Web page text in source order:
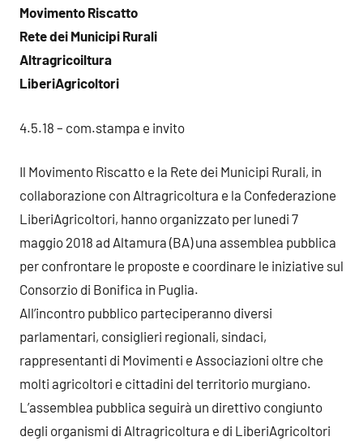
Movimento Riscatto
Rete dei Municipi Rurali
Altragricoiltura
LiberiAgricoltori
4.5.18 – com.stampa e invito
Il Movimento Riscatto e la Rete dei Municipi Rurali, in
collaborazione con Altragricoltura e la Confederazione
LiberiAgricoltori, hanno organizzato per lunedi 7
maggio 2018 ad Altamura (BA) una assemblea pubblica
per confrontare le proposte e coordinare le iniziative sul
Consorzio di Bonifica in Puglia.
All’incontro pubblico parteciperanno diversi
parlamentari, consiglieri regionali, sindaci,
rappresentanti di Movimenti e Associazioni oltre che
molti agricoltori e cittadini del territorio murgiano.
L’assemblea pubblica seguirà un direttivo congiunto
degli organismi di Altragricoltura e di LiberiAgricoltori